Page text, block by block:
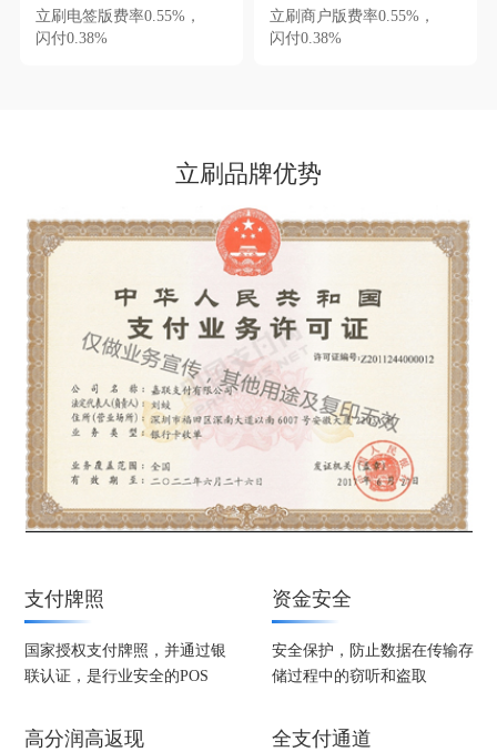
立刷电签版费率0.55%，
闪付0.38%
立刷商户版费率0.55%，
闪付0.38%
立刷品牌优势
支付牌照
国家授权支付牌照，并通过银
联认证，是行业安全的POS
资金安全
安全保护，防止数据在传输存
储过程中的窃听和盗取
高分润高返现 全支付通道